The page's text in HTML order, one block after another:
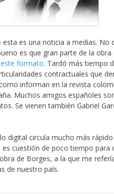
es una noticia a medias. No
es que gran parte de la obra
formato. Tardó más tiempo
contractuales que
informan en la revista
Muchos amigos españoles
Se vienen también Gabriel
digital circula mucho más rápido
es cuestión de poco tiempo para
de Borges, a la que me
de nuestro país.